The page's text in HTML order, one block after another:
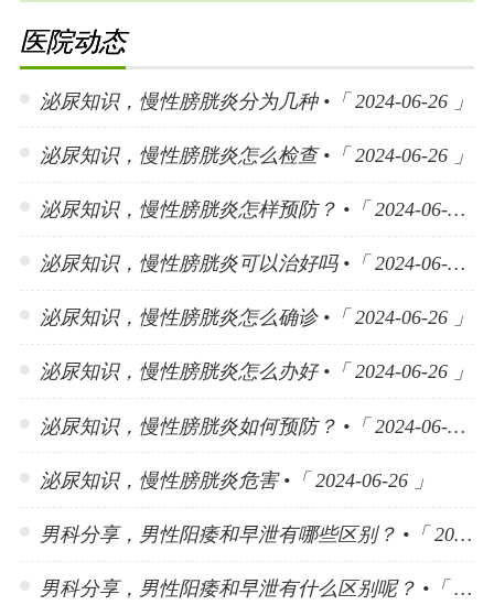
医院动态
泌尿知识，慢性膀胱炎分为几种 •「 2024-06-26 」
泌尿知识，慢性膀胱炎怎么检查 •「 2024-06-26 」
泌尿知识，慢性膀胱炎怎样预防？ •「 2024-06-26 」
泌尿知识，慢性膀胱炎可以治好吗 •「 2024-06-26 」
泌尿知识，慢性膀胱炎怎么确诊 •「 2024-06-26 」
泌尿知识，慢性膀胱炎怎么办好 •「 2024-06-26 」
泌尿知识，慢性膀胱炎如何预防？ •「 2024-06-26 」
泌尿知识，慢性膀胱炎危害 •「 2024-06-26 」
男科分享，男性阳痿和早泄有哪些区别？ •「 2024-06-25 」
男科分享，男性阳痿和早泄有什么区别呢？ •「 2024-06-25 」